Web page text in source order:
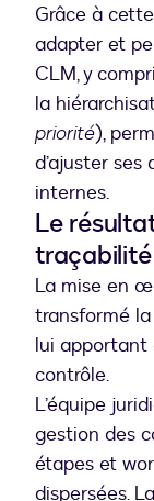
Grâce à
adapter et
CLM, y
la
priorité),
d’ajuster
internes.
Le
La mise en
transformé
lui
contrôle.
L’équipe
gestion des
étapes et
dispersées.